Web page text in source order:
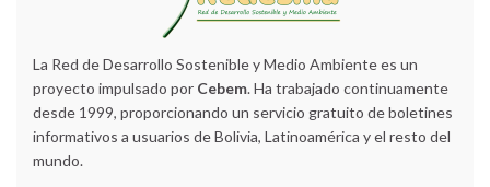
La Red de Desarrollo Sostenible y Medio Ambiente es un
proyecto impulsado por Cebem. Ha trabajado continuamente
desde 1999, proporcionando un servicio gratuito de boletines
informativos a usuarios de Bolivia, Latinoamérica y el resto del
mundo.